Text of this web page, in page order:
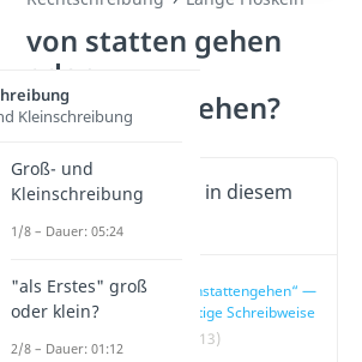
von statten gehen
oder
vonstattengehen?
Wichtige Inhalte in diesem
Video
„vonstattengehen“ —
richtige Schreibweise
(00:13)
Kleinschreibung
Groß- und
Kleinschreibung
1/8 – Dauer: 05:24
"als Erstes" groß
oder klein?
2/8 – Dauer: 01:12